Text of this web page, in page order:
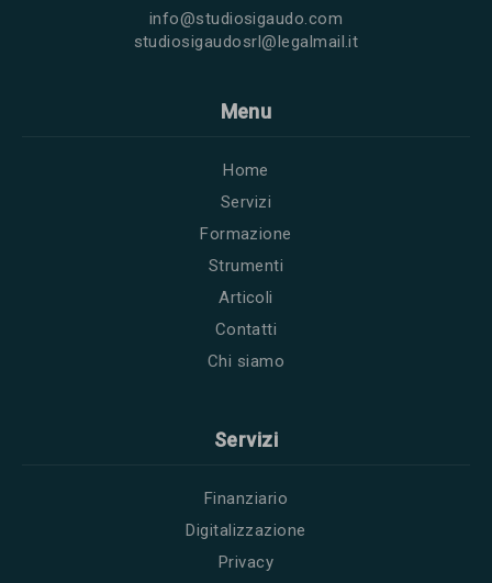
info@studiosigaudo.com
studiosigaudosrl@legalmail.it
Menu
Home
Servizi
Formazione
Strumenti
Articoli
Contatti
Chi siamo
Servizi
Finanziario
Digitalizzazione
Privacy